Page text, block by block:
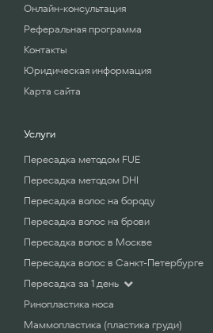
Онлайн-консультация
Реферальная программа
Контакты
Юридическая информация
Карта сайта
Услуги
Пересадка методом FUE
Пересадка методом DHI
Пересадка волос на бороду
Пересадка волос на брови
Пересадка волос в Москве
Пересадка волос в Санкт-Петербурге
Пересадка за 1 день
Ринопластика носа
Маммопластика (пластика груди)